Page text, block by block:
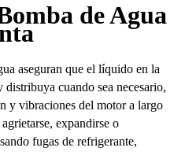
de Agua
aseguran que el líquido en la
distribuya cuando sea necesario,
y vibraciones del motor a largo
expandirse o
fugas de refrigerante,